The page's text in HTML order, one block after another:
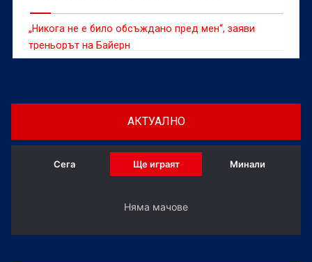
„Никога не е било обсъждано пред мен“, заяви
треньорът на Байерн
АКТУАЛНО
Сега Ще играят Минали
Няма мачове